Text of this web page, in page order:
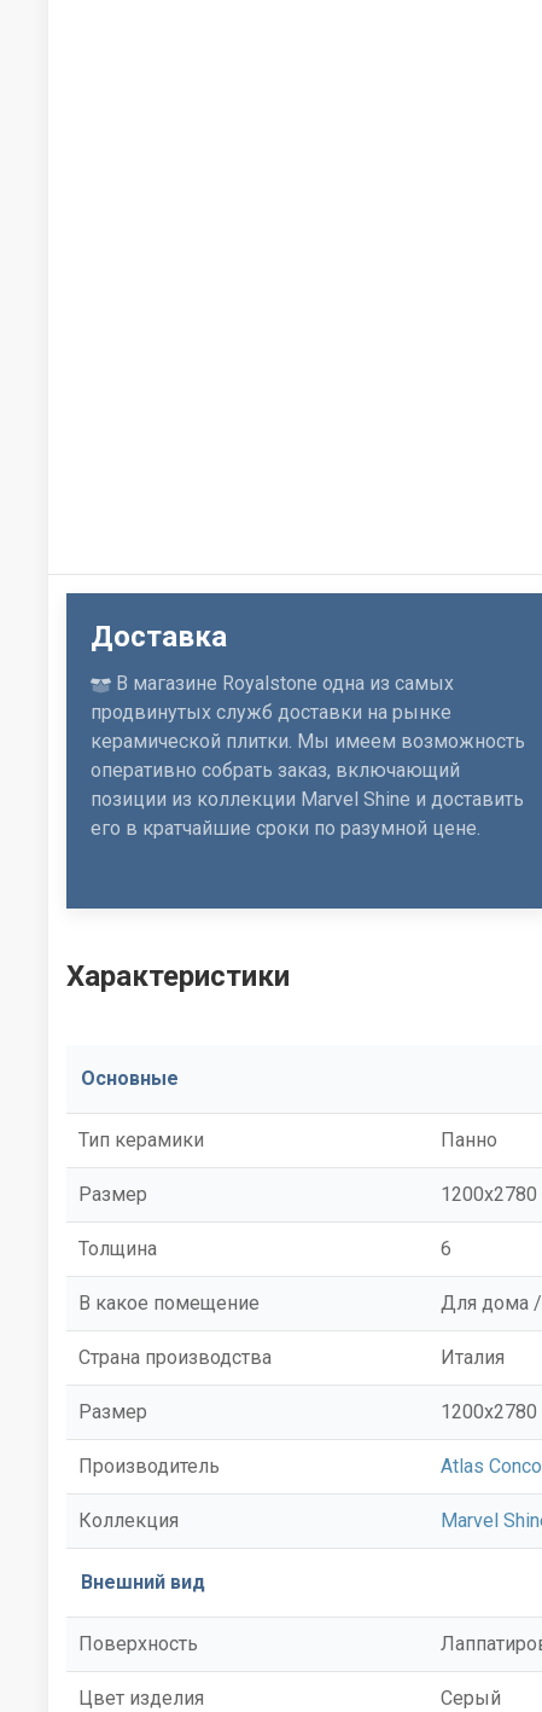
Доставка
В магазине Royalstone одна из самых
продвинутых служб доставки на рынке
керамической плитки. Мы имеем возможность
оперативно собрать заказ, включающий
позиции из коллекции Marvel Shine и доставить
его в кратчайшие сроки по разумной цене.
Характеристики
Основные
Тип керамики Панно
Размер 1200x2780
Толщина 6
В какое помещение Для дома /
Страна производства Италия
Размер 1200x2780
Производитель Atlas
Коллекция Marvel
Внешний вид
Поверхность
Цвет изделия Серый